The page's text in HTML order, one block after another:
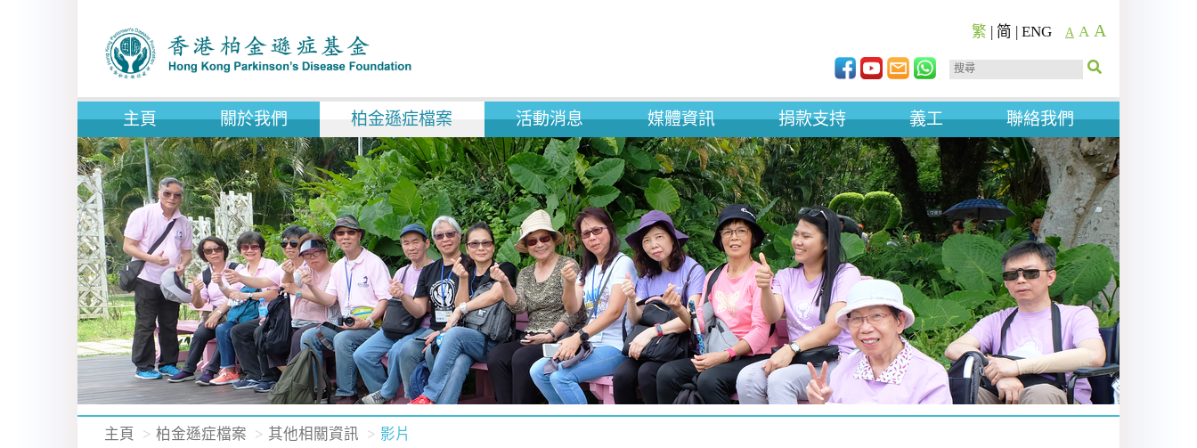
繁 | 简 | ENG A A A
主頁 關於我們 柏金遜症檔案 活動消息 媒體資訊 捐款支持 義工 聯絡我們
主頁 柏金遜症檔案 其他相關資訊 影片